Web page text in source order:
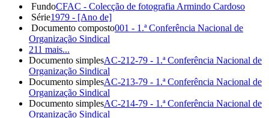
FundoCFAC - Colecção de fotografia Armindo Cardoso
Série1979 - [Ano de]
Documento composto001 - 1.ª Conferência Nacional de
Organização Sindical
211 mais...
Documento simplesAC-212-79 - 1.ª Conferência Nacional de
Organização Sindical
Documento simplesAC-213-79 - 1.ª Conferência Nacional de
Organização Sindical
Documento simplesAC-214-79 - 1.ª Conferência Nacional de
Organização Sindical